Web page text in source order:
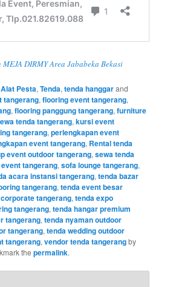
MEJA DIRMY Area Jababeka Bekasi
Alat Pesta,Tenda,tenda hanggarand
tangerang,flooring event tangerang,
,flooring panggung tangerang,furniture
tenda tangerang,kursi event
tangerang,perlengkapan event
event tangerang, Rental tenda
event outdoor tangerang,sewa tenda
tangerang,sofa lounge tangerang,
acara instansi tangerang,tenda bazar
tangerang,tenda event besar
tangerang,tenda expo
tangerang,tenda hangar premium
tangerang,tenda nyaman outdoor
tangerang,tenda wedding outdoor
tangerang,vendor tenda tangerangby
thepermalink.